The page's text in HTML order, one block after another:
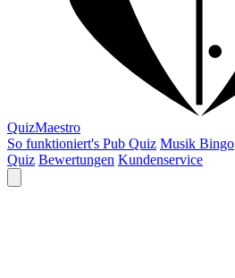
QuizMaestro
So funktioniert's Pub Quiz Musik Bingo
Quiz Bewertungen Kundenservice